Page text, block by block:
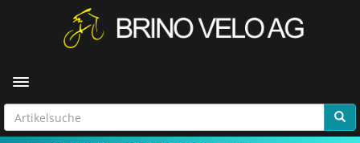
Toggle navigation